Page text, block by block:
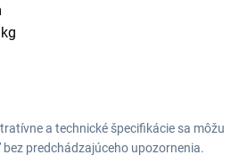
a technické špecifikácie sa môžu
predchádzajúceho upozornenia.